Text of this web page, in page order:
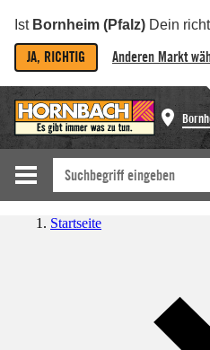
Ist Bornheim (Pfalz) Dein
JA, RICHTIG Anderen Markt
Startseite